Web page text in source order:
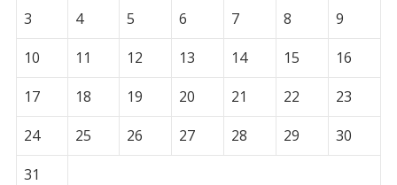
3
4 5 6 7 8
9
10
11 12 13 14 15
16
17
18 19 20 21 22
23
24
25 26 27 28 29
30
31